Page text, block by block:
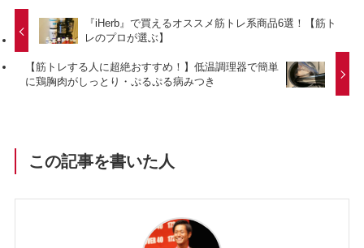
『iHerb』で買えるオススメ筋トレ系商品6選！【筋ト
レのプロが選ぶ】
【筋トレする人に超絶おすすめ！】低温調理器で簡単
に鶏胸肉がしっとり・ぷるぷる病みつき
この記事を書いた人